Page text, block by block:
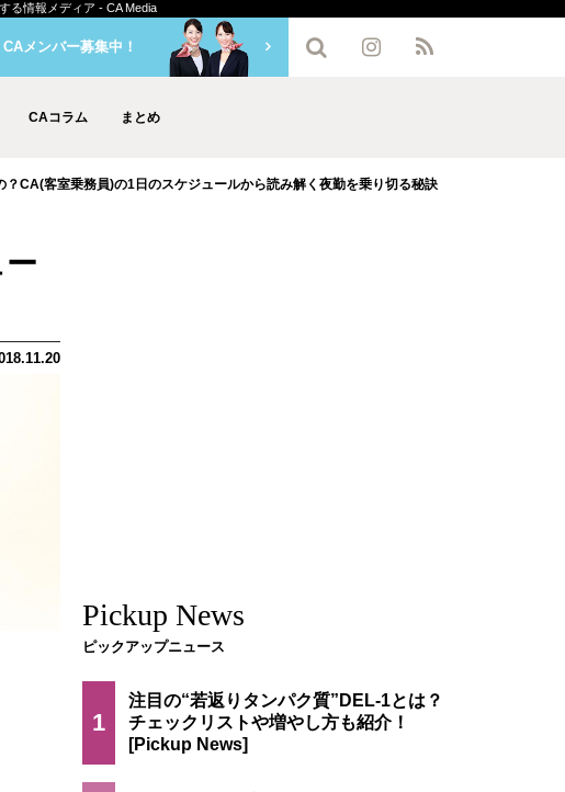
る情報メディア - CA Media
CAコラム まとめ
CAメンバー募集中！
？CA(客室乗務員)の1日のスケジュールから読み解く夜勤を乗り切る秘訣
Pickup News
ピックアップニュース
1
注目の“若返りタンパク質”DEL-1とは？
チェックリストや増やし方も紹介！